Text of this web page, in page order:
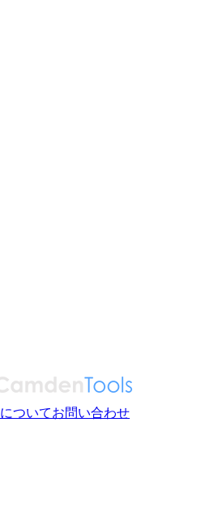
についてお問い合わせ